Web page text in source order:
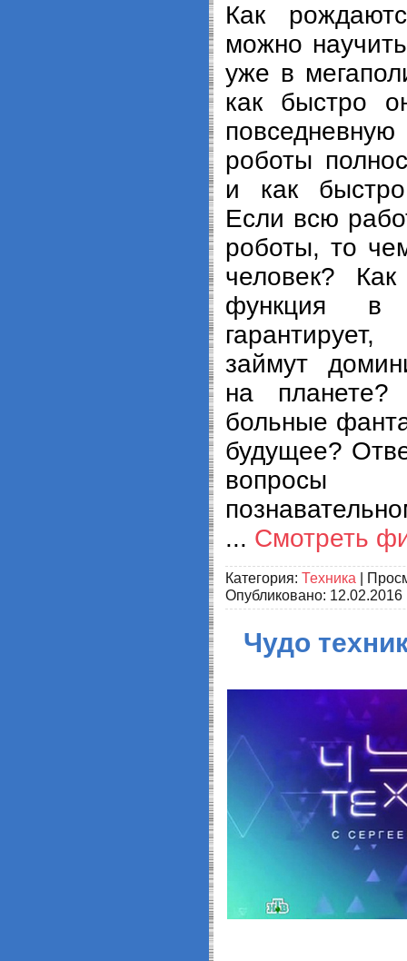
Как
можно
уже в
как быстро
роботы
и как
Если всю
роботы, то
человек?
функция в
займут
на планете?
больные
будущее?
вопросы
... Смотреть
Категория: Техника |
Опубликовано: 12.02.2016
Чудо